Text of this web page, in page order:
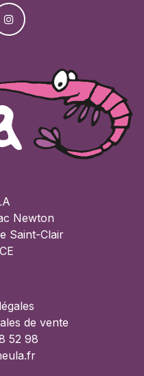
Newton
Saint-Clair
de vente
52 98